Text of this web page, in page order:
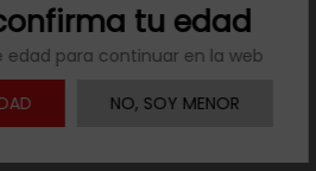
tu edad
edad para continuar en la web
NO, SOY MENOR